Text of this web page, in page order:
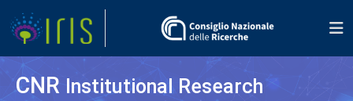
CNR Institutional Research